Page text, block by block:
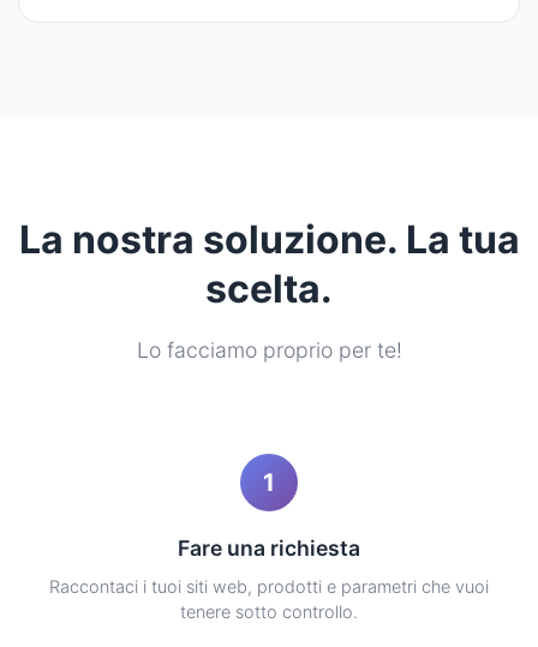
La nostra soluzione. La tua
scelta.
Lo facciamo proprio per te!
1
Fare una richiesta
Raccontaci i tuoi siti web, prodotti e parametri che vuoi
tenere sotto controllo.